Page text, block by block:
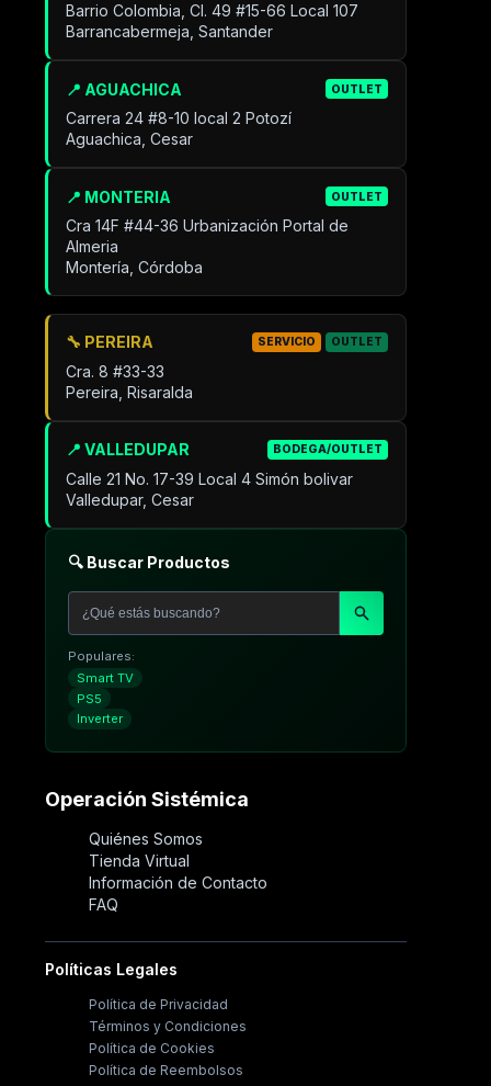
Barrio Colombia, Cl. 49 #15-66 Local 107
Barrancabermeja, Santander
📍 AGUACHICA OUTLET
Carrera 24 #8-10 local 2 Potozí
Aguachica, Cesar
📍 MONTERIA OUTLET
Cra 14F #44-36 Urbanización Portal de
Almeria
Montería, Córdoba
📍 VALLEDUPAR BODEGA/OUTLET
Calle 21 No. 17-39 Local 4 Simón bolivar
Valledupar, Cesar
🔧 PEREIRA SERVICIO OUTLET
Cra. 8 #33-33
Pereira, Risaralda
🔍 Buscar Productos
Populares:
Smart TV
PS5
Inverter
Operación Sistémica
Quiénes Somos
Tienda Virtual
Información de Contacto
FAQ
Políticas Legales
Política de Privacidad
Términos y Condiciones
Política de Cookies
Política de Reembolsos